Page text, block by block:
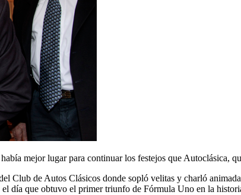
mejor lugar para continuar los festejos que Autoclásica,
Club de Autos Clásicos donde sopló velitas y charló
día que obtuvo el primer triunfo de Fórmula Uno en la